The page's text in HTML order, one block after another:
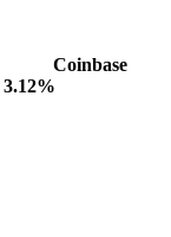
Coinbase
3.12%